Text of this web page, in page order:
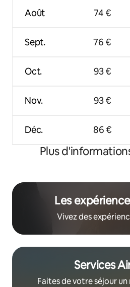
Août
Sept.
Oct.
Nov.
Déc.
74 €
76 €
93 €
93 €
86 €
Plus
Les
Vivez des
Services
Faites de votre séjour